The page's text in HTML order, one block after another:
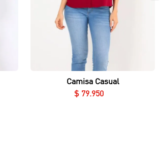
Vista rápida
Camisa Casual
$ 79.950